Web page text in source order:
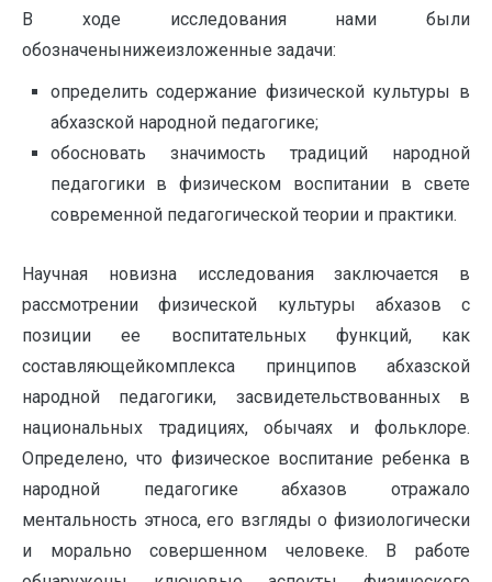
В ходе исследования нами были
обозначенынижеизложенные задачи:
определить содержание физической культуры в
абхазской народной педагогике;
обосновать значимость традиций народной
педагогики в физическом воспитании в свете
современной педагогической теории и практики.
Научная новизна исследования заключается в
рассмотрении физической культуры абхазов с
позиции ее воспитательных функций, как
составляющейкомплекса принципов абхазской
народной педагогики, засвидетельствованных в
национальных традициях, обычаях и фольклоре.
Определено, что физическое воспитание ребенка в
народной педагогике абхазов отражало
ментальность этноса, его взгляды о физиологически
и морально совершенном человеке. В работе